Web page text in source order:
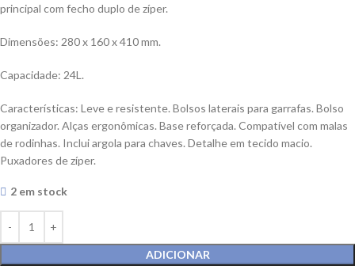
principal com fecho duplo de zíper.
Dimensões: 280 x 160 x 410 mm.
Capacidade: 24L.
Características: Leve e resistente. Bolsos laterais para garrafas. Bolso
organizador. Alças ergonômicas. Base reforçada. Compatível com malas
de rodinhas. Inclui argola para chaves. Detalhe em tecido macio.
Puxadores de zíper.
2 em stock
ADICIONAR